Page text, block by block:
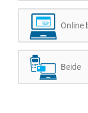
Online
Beide